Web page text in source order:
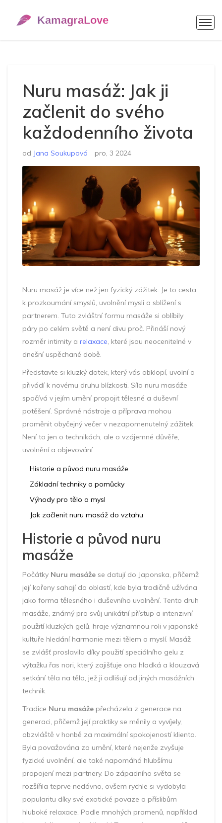
Nuru masáž: Jak ji
začlenit do svého
každodenního života
od Jana Soukupová pro, 3 2024
Nuru masáž je více než jen fyzický zážitek. Je to cesta
k prozkoumání smyslů, uvolnění mysli a sblížení s
partnerem. Tuto zvláštní formu masáže si oblíbily
páry po celém světě a není divu proč. Přináší nový
rozměr intimity a relaxace, které jsou neocenitelné v
dnešní uspěchané době.
Představte si kluzký dotek, který vás obklopí, uvolní a
přivádí k novému druhu blízkosti. Síla nuru masáže
spočívá v jejím umění propojit tělesné a duševní
potěšení. Správné nástroje a příprava mohou
proměnit obyčejný večer v nezapomenutelný zážitek.
Není to jen o technikách, ale o vzájemné důvěře,
uvolnění a objevování.
Historie a původ nuru masáže
Základní techniky a pomůcky
Výhody pro tělo a mysl
Jak začlenit nuru masáž do vztahu
Historie a původ nuru
masáže
Počátky Nuru masáže se datují do Japonska, přičemž
její kořeny sahají do oblastí, kde byla tradičně užívána
jako forma tělesného i duševního uvolnění. Tento druh
masáže, známý pro svůj unikátní přístup a intenzivní
použití kluzkých gelů, hraje významnou roli v japonské
kultuře hledání harmonie mezi tělem a myslí. Masáž
se zvlášť proslavila díky použití speciálního gelu z
výtažku řas nori, který zajišťuje ona hladká a klouzavá
setkání těla na tělo, jež ji odlišují od jiných masážních
technik.
Tradice Nuru masáže přecházela z generace na
generaci, přičemž její praktiky se měnily a vyvíjely,
obzvláště v honbě za maximální spokojeností klienta.
Byla považována za umění, které nejenže zvyšuje
fyzické uvolnění, ale také napomáhá hlubšímu
propojení mezi partnery. Do západního světa se
rozšířila teprve nedávno, ovšem rychle si vydobyla
popularitu díky své exotické povaze a příslibům
hluboké relaxace. Podle mnohých pramenů, například